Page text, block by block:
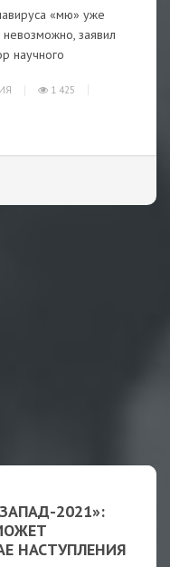
«мю» уже
невозможно, заявил
научного
1 425
2021»:
НАСТУПЛЕНИЯ